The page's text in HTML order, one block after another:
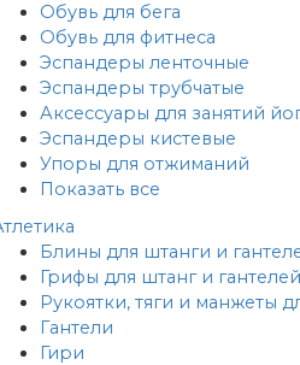
Обувь для бега
Обувь для фитнеса
Эспандеры ленточные
Эспандеры трубчатые
Аксессуары для занятий
Эспандеры кистевые
Упоры для отжиманий
Показать все
Блины для штанги и
Грифы для штанг и гантелей
Рукоятки, тяги и манжеты
Гантели
Гири